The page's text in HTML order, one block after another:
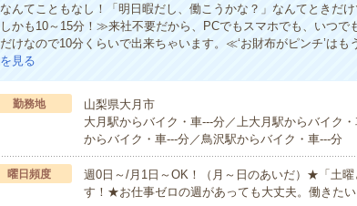
なんてこともなし！「明日暇だし、働こうかな？」なんてときだ
しかも10～15分！≫来社不要だから、PCでもスマホでも、いつで
だけなので10分くらいで出来ちゃいます。≪‘お財布がピンチ’は
を見る
勤務地
山梨県大月市
大月駅からバイク・車---分／上大月駅からバイク
からバイク・車---分／鳥沢駅からバイク・車---分
曜日頻度
週0日～/月1日～OK！（月～日のあいだ）★「土
す！★お仕事ゼロの週があっても大丈夫。働きたい